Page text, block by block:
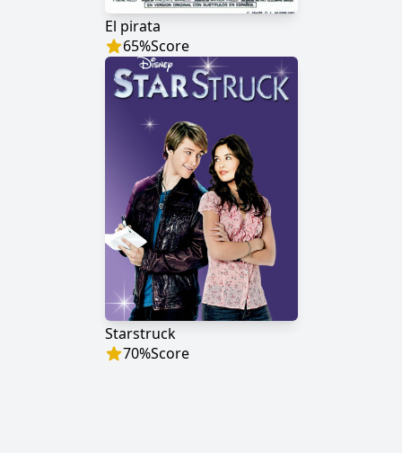
El pirata
65%Score
Starstruck
70%Score